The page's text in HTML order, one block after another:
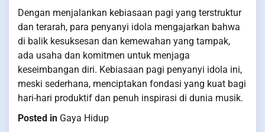
Dengan menjalankan kebiasaan pagi yang terstruktur
dan terarah, para penyanyi idola mengajarkan bahwa
di balik kesuksesan dan kemewahan yang tampak,
ada usaha dan komitmen untuk menjaga
keseimbangan diri. Kebiasaan pagi penyanyi idola ini,
meski sederhana, menciptakan fondasi yang kuat bagi
hari-hari produktif dan penuh inspirasi di dunia musik.
Posted in Gaya Hidup